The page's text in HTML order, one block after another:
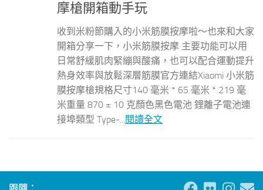
摩槍開箱動手玩
收到米粉節購入的小米筋膜按摩啦～也來和大家
開箱分享一下，小米筋膜按摩 主要功能可以用
日常舒緩肌肉緊繃與酸痛，也可以配合運動提升
熱身效率與放鬆深層筋膜官方連結Xiaomi 小米筋
膜按摩槍規格尺寸140 毫米 * 65 毫米 * 219 毫
米重量 870 ± 10 克顏色黑色電池 鋰離子電池連
接埠類型 Type-...閱讀全文